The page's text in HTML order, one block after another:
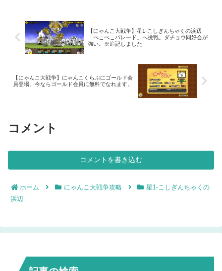
【にゃんこ大戦争】星1-こしぎんちゃくの浜辺
「ぺこぺこパレード」へ挑戦。ダチョウ同好会が
強い。※追記しました
【にゃんこ大戦争】にゃんこくらぶにゴールド会
員登場。今ならゴールド会員に無料でなれます。
コメント
コメントを書き込む
ホーム にゃんこ大戦争攻略
星1-こしぎんちゃくの
浜辺